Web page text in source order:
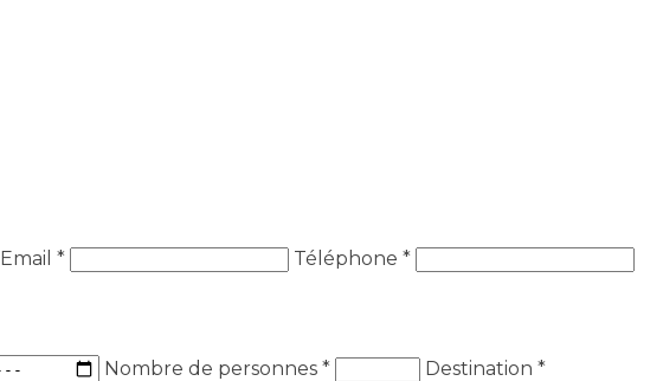
Email *
Téléphone *
Nombre de personnes * Destination *